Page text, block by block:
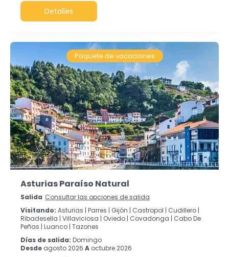
Detalles
Paquete de vacaciones
Asturias Paraíso Natural
Salida Consultar las opciones de salida
Visitando: Asturias | Parres | Gijón | Castropol | Cudillero |
Ribadesella | Villaviciosa | Oviedo | Covadonga | Cabo De
Peñas | Luanco | Tazones
Días de salida: Domingo
Desde agosto 2026 A octubre 2026